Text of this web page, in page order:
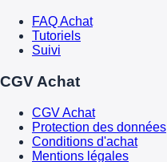
FAQ Achat
Tutoriels
Suivi
CGV Achat
CGV Achat
Protection des données
Conditions d'achat
Mentions légales